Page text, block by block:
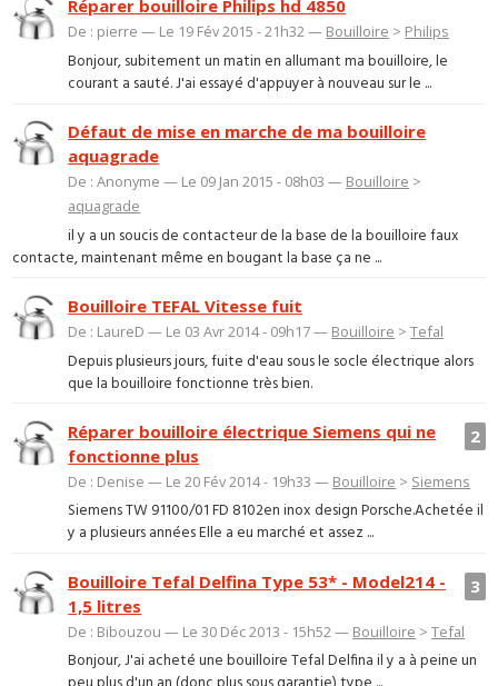
Réparer bouilloire Philips hd 4850
De : pierre — Le 19 Fév 2015 - 21h32 — Bouilloire > Philips
Bonjour, subitement un matin en allumant ma bouilloire, le
courant a sauté. J'ai essayé d'appuyer à nouveau sur le ...
Défaut de mise en marche de ma bouilloire
aquagrade
De : Anonyme — Le 09 Jan 2015 - 08h03 — Bouilloire >
aquagrade
il y a un soucis de contacteur de la base de la bouilloire faux
contacte, maintenant même en bougant la base ça ne ...
Bouilloire TEFAL Vitesse fuit
De : LaureD — Le 03 Avr 2014 - 09h17 — Bouilloire >Tefal
Depuis plusieurs jours, fuite d'eau sous le socle électrique alors
que la bouilloire fonctionne très bien.
2
Réparer bouilloire électrique Siemens qui ne
fonctionne plus
De : Denise — Le 20 Fév 2014 - 19h33 — Bouilloire > Siemens
Siemens TW 91100/01 FD 8102en inox design Porsche.Achetée il
y a plusieurs années Elle a eu marché et assez ...
3
Bouilloire Tefal Delfina Type 53* - Model214 -
1,5 litres
De : Bibouzou — Le 30 Déc 2013 - 15h52 — Bouilloire >Tefal
Bonjour, J'ai acheté une bouilloire Tefal Delfina il y a à peine un